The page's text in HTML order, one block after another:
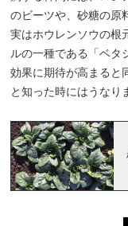
のビーツや、砂糖の原
実はホウレンソウの根
ルの一種である「ベタ
効果に期待が高まると
と知った時にはうなり